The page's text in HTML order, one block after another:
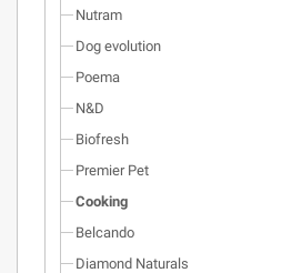
Nutram
Dog evolution
Poema
N&D
Biofresh
Premier Pet
Cooking
Belcando
Diamond Naturals